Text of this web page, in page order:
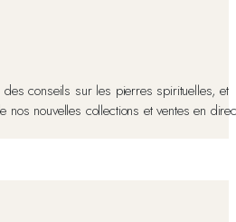
conseils sur les pierres spirituelles, et
nouvelles collections et ventes en